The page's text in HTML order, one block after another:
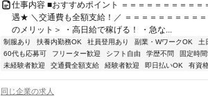
仕事内容 ■おすすめポイント ＝＝＝＝＝＝＝＝＝
遇★ ＼交通費も全額支給！／ ＝＝＝＝＝＝＝＝＝
のメリット＞ ・高日給で稼げる！ ・急な...
制服あり 扶養内勤務OK 社員登用あり 副業・WワークOK 土
60代も応募可
フリーター歓迎 シフト自由 学歴不問 固定時間
未経験者歓迎
交通費全額支給 経験者歓迎 即日払いOK 有資
同じ企業の求人